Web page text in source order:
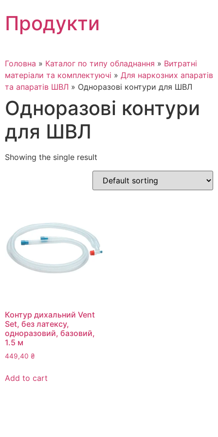
to
content
Продукти
Головна » Каталог по типу обладнання » Витратні
матеріали та комплектуючі » Для наркозних апаратів
та апаратів ШВЛ » Одноразові контури для ШВЛ
Одноразові контури
для ШВЛ
Showing the single result
Контур дихальний Vent
Set, без латексу,
одноразовий, базовий,
1.5 м
449,40 ₴
Add to cart